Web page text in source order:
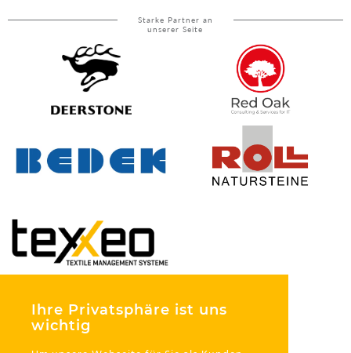
Starke Partner an
unserer Seite
Ihre Privatsphäre ist uns
wichtig